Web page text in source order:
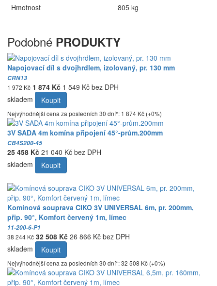
Hmotnost 805 kg
Podobné PRODUKTY
Napojovací díl s dvojhrdlem, izolovaný, pr. 130 mm
CRN13
1 972 Kč 1 874 Kč 1 549 Kč bez DPH
skladem
Koupit
Nejvýhodnější cena za posledních 30 dní*: 1 874 Kč (+0%)
3V SADA 4m komína připojení 45°-prům.200mm
CB4S200-45
25 458 Kč 21 040 Kč bez DPH
skladem
Koupit
Komínová souprava CIKO 3V UNIVERSAL 6m, pr. 200mm,
přip. 90°, Komfort červený 1m, límec
11-200-6-P1
38 244 Kč 32 508 Kč 26 866 Kč bez DPH
skladem
Koupit
Nejvýhodnější cena za posledních 30 dní*: 32 508 Kč (+0%)